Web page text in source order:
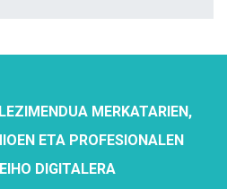
MERKATARIEN,
ETA PROFESIONALEN
DIGITALERA